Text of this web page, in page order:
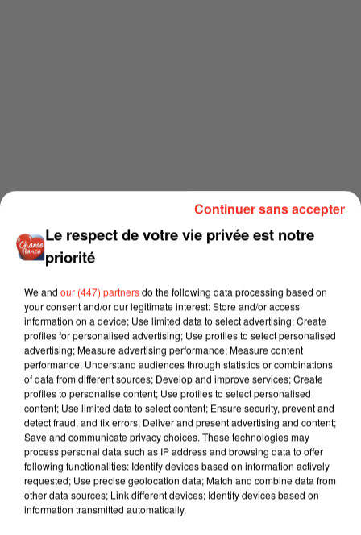
Le respect de votre vie privée est notre
priorité
We and our (447) partnersdo the following data processing based on
your consent and/or our legitimate interest: Store and/or access
information on a device; Use limited data to select advertising; Create
profiles for personalised advertising; Use profiles to select personalised
advertising; Measure advertising performance; Measure content
performance; Understand audiences through statistics or combinations
of data from different sources; Develop and improve services; Create
profiles to personalise content; Use profiles to select personalised
content; Use limited data to select content; Ensure security, prevent and
detect fraud, and fix errors; Deliver and present advertising and content;
Save and communicate privacy choices. These technologies may
process personal data such as IP address and browsing data to offer
following functionalities: Identify devices based on information actively
requested; Use precise geolocation data; Match and combine data from
other data sources; Link different devices; Identify devices based on
information transmitted automatically.
Continuer sans accepter